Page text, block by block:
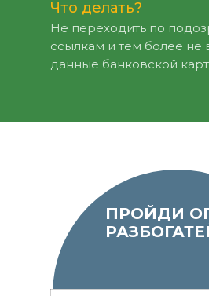
Что делать?
Не переходить по
ссылкам и тем более не
данные банковской
ПРОЙДИ